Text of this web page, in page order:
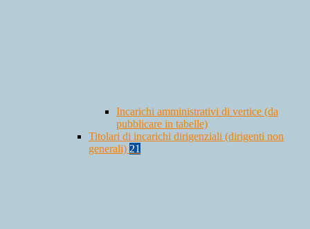
Incarichi amministrativi di vertice (da
pubblicare in tabelle)
Titolari di incarichi dirigenziali (dirigenti non
generali) 21